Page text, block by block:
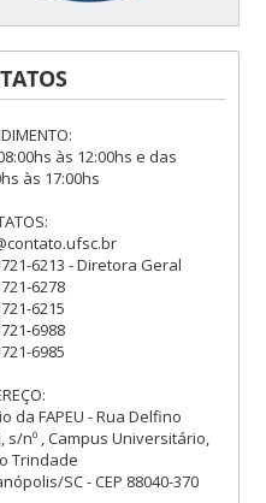
às 12:00hs e das
às 17:00hs
6213 - Diretora Geral
6278
6215
6988
6985
da FAPEU - Rua Delfino
s/nº , Campus Universitário,
Trindade
SC - CEP 88040-370